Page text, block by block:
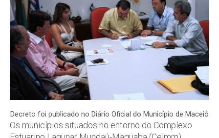
Decreto foi publicado no Diário Oficial do Município de Maceió
Os municípios situados no entorno do Complexo